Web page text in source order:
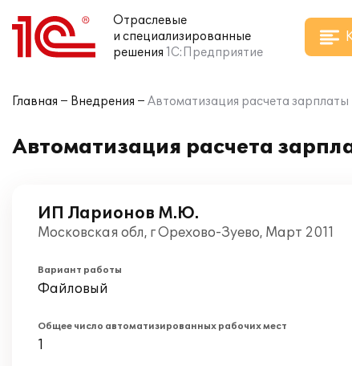
Отраслевые
и специализированные
решения 1С:Предприятие
Главная Внедрения Автоматизация расчета
Автоматизация расчета
ИП Ларионов М.Ю.
Московская обл, г Орехово-Зуево, Март 2011
Вариант работы
Файловый
Общее число автоматизированных рабочих мест
1